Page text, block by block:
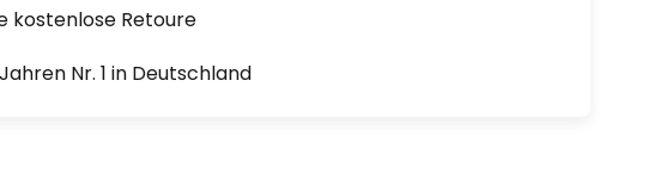
kostenlose Retoure
Nr. 1 in Deutschland